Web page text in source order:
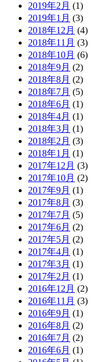
2019年2月 (1)
2019年1月 (3)
2018年12月 (4)
2018年11月 (3)
2018年10月 (6)
2018年9月 (2)
2018年8月 (2)
2018年7月 (5)
2018年6月 (1)
2018年4月 (1)
2018年3月 (1)
2018年2月 (3)
2018年1月 (1)
2017年12月 (3)
2017年10月 (2)
2017年9月 (1)
2017年8月 (3)
2017年7月 (5)
2017年6月 (2)
2017年5月 (2)
2017年4月 (1)
2017年3月 (1)
2017年2月 (1)
2016年12月 (2)
2016年11月 (3)
2016年9月 (1)
2016年8月 (2)
2016年7月 (2)
2016年6月 (1)